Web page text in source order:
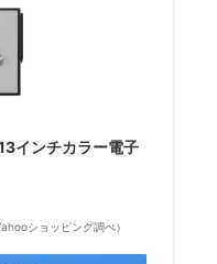
インチカラー電子
ショッピング調べ）